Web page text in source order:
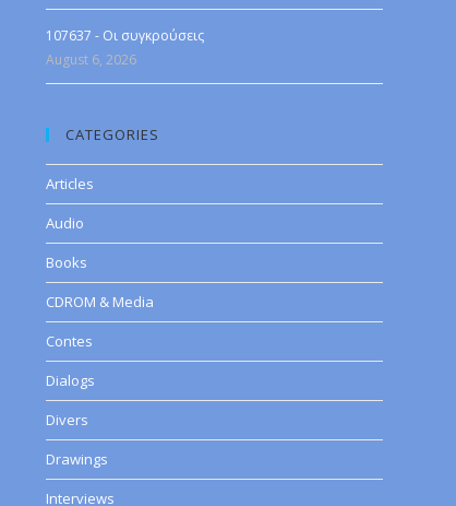
107637 - Οι συγκρούσεις
August 6, 2026
CATEGORIES
Articles
Audio
Books
CDROM & Media
Contes
Dialogs
Divers
Drawings
Interviews